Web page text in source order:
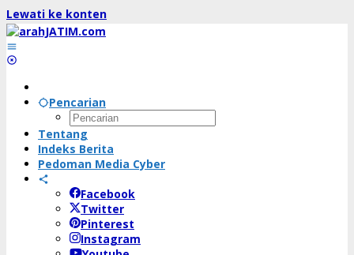
Lewati ke konten
Pencarian
Tentang
Indeks Berita
Pedoman Media Cyber
Facebook
Twitter
Pinterest
Instagram